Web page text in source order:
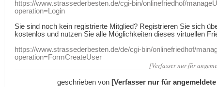
https://www.strassederbesten.de/cgi-bin/onlinefriedhof/
operation=Login
Sie sind noch kein registrierte Mitglied? Registrieren Sie sich
kostenlos und nutzen Sie alle Möglichkeiten dieses virtuellen
https://www.strassederbesten.de/de/cgi-bin/onlinefriedhof/
operation=FormCreateUser
[Verfasser nur für
geschrieben von [Verfasser nur für